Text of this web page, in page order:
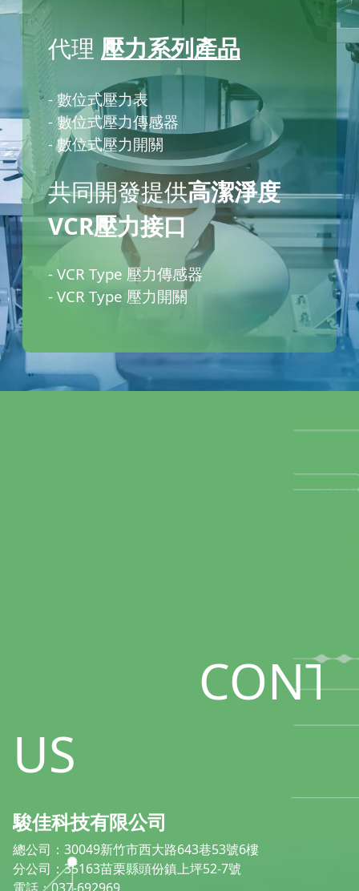
代理 壓力系列產品
- 數位式壓力表
- 數位式壓力傳感器
- 數位式壓力開關
共同開發提供高潔淨度
VCR壓力接口
- VCR Type 壓力傳感器
- VCR Type 壓力開關
US
駿佳科技有限公司
總公司：30049新竹市西大路643巷53號6樓
分公司：35163苗栗縣頭份鎮上坪52-7號